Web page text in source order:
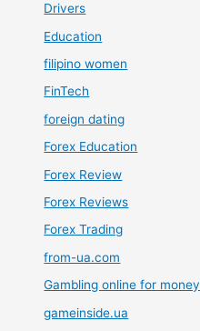
Drivers
Education
filipino women
FinTech
foreign dating
Forex Education
Forex Review
Forex Reviews
Forex Trading
from-ua.com
Gambling online for money
gameinside.ua